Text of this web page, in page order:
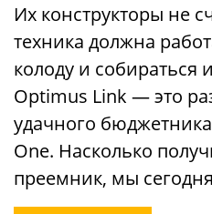
Их конструкторы не
техника должна
колоду и собираться
Optimus Link — это
удачного
One. Насколько
преемник, мы